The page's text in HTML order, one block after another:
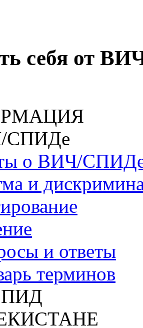
себя от
СПИДе
о ВИЧ/
и
и ответы
терминов